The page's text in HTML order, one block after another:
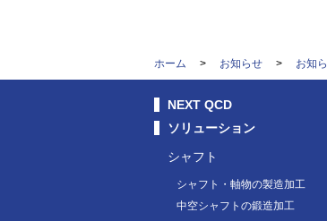
ホーム > お知らせ > お知
NEXT QCD
ソリューション
シャフト
シャフト・軸物の製造加工
中空シャフトの鍛造加工